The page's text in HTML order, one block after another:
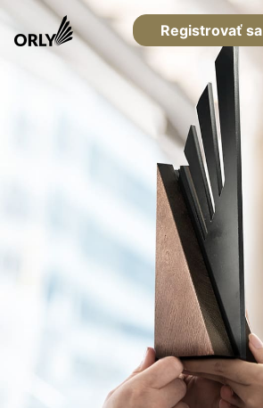
Registrovať sa